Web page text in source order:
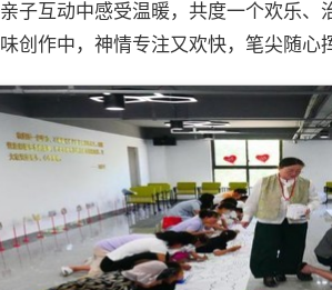
子互动中感受温暖，共度一个欢乐
创作中，神情专注又欢快，笔尖随心